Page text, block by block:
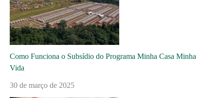
Como Funciona o Subsídio do Programa Minha Casa Minha
Vida
30 de março de 2025